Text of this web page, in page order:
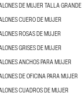
DE MUJER TALLA GRANDE
CUERO DE MUJER
ROSAS DE MUJER
GRISES DE MUJER
ANCHOS PARA MUJER
DE OFICINA PARA MUJER
CUADROS DE MUJER